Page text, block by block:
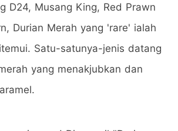
D24, Musang King, Red Prawn
Durian Merah yang 'rare' ialah
Satu-satunya-jenis datang
yang menakjubkan dan